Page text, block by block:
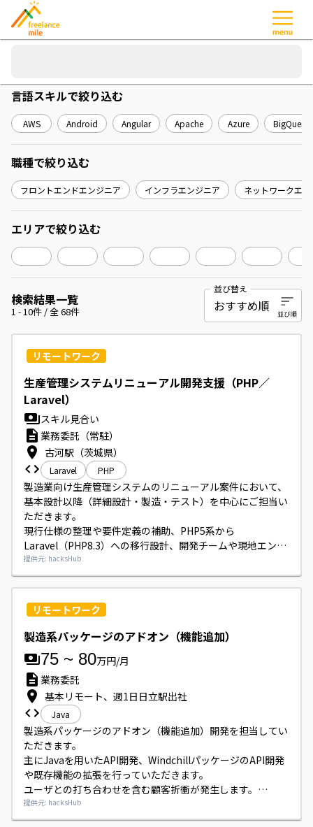
検索結果一覧
1 -10件 / 全68件
並び替え
リモートワーク
生産管理システムリニューアル開発支援（PHP／
Laravel）
スキル見合い
業務委託（常駐）
古河駅（茨城県）
Laravel PHP
製造業向け生産管理システムのリニューアル案件において、
基本設計以降（詳細設計・製造・テスト）を中心にご担当い
ただきます。
現行仕様の整理や要件定義の補助、PHP5系から
Laravel（PHP8.3）への移行設計、開発チームや現地エンジ
ニアとの連携・レビュー対応を行っていただきます。
GitHub Copilot等のAIツールを用いたコーディング効率化に
も取り組んでいただきます。
提供元: hacksHub
リモートワーク
製造系パッケージのアドオン（機能追加）
75 ~ 80万円/月
業務委託
基本リモート、週1日日立駅出社
Java
製造系パッケージのアドオン（機能追加）開発を担当してい
ただきます。
主にJavaを用いたAPI開発、WindchillパッケージのAPI開発
や既存機能の拡張を行っていただきます。
ユーザとの打ち合わせを含む顧客折衝が発生します。
基本はリモート勤務で、週1日程度日立駅での出社がありま
す。
提供元: hacksHub
言語スキルで絞り込む
AWS Android Angular Apache Azure BigQuery
職種で絞り込む
フロントエンドエンジニア インフラエンジニア ネットワークエ
エリアで絞り込む